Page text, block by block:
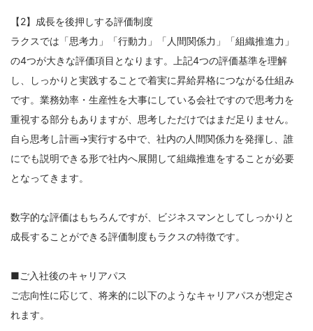
【2】成長を後押しする評価制度
ラクスでは「思考力」「行動力」「人間関係力」「組織推進力」
の4つが大きな評価項目となります。上記4つの評価基準を理解
し、しっかりと実践することで着実に昇給昇格につながる仕組み
です。業務効率・生産性を大事にしている会社ですので思考力を
重視する部分もありますが、思考しただけではまだ足りません。
自ら思考し計画→実行する中で、社内の人間関係力を発揮し、誰
にでも説明できる形で社内へ展開して組織推進をすることが必要
となってきます。
数字的な評価はもちろんですが、ビジネスマンとしてしっかりと
成長することができる評価制度もラクスの特徴です。
■ご入社後のキャリアパス
ご志向性に応じて、将来的に以下のようなキャリアパスが想定さ
れます。